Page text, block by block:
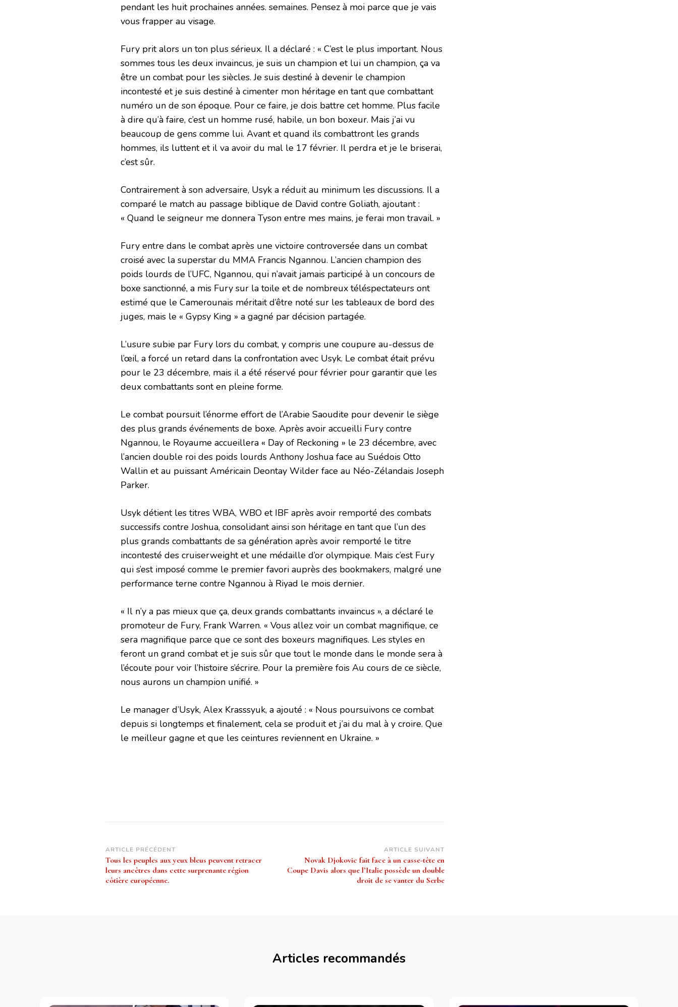
pendant les huit prochaines années. semaines. Pensez à moi parce que je vais
vous frapper au visage.
Fury prit alors un ton plus sérieux. Il a déclaré : « C’est le plus important. Nous
sommes tous les deux invaincus, je suis un champion et lui un champion, ça va
être un combat pour les siècles. Je suis destiné à devenir le champion
incontesté et je suis destiné à cimenter mon héritage en tant que combattant
numéro un de son époque. Pour ce faire, je dois battre cet homme. Plus facile
à dire qu’à faire, c’est un homme rusé, habile, un bon boxeur. Mais j’ai vu
beaucoup de gens comme lui. Avant et quand ils combattront les grands
hommes, ils luttent et il va avoir du mal le 17 février. Il perdra et je le briserai,
c’est sûr.
Contrairement à son adversaire, Usyk a réduit au minimum les discussions. Il a
comparé le match au passage biblique de David contre Goliath, ajoutant :
« Quand le seigneur me donnera Tyson entre mes mains, je ferai mon travail. »
Fury entre dans le combat après une victoire controversée dans un combat
croisé avec la superstar du MMA Francis Ngannou. L’ancien champion des
poids lourds de l’UFC, Ngannou, qui n’avait jamais participé à un concours de
boxe sanctionné, a mis Fury sur la toile et de nombreux téléspectateurs ont
estimé que le Camerounais méritait d’être noté sur les tableaux de bord des
juges, mais le « Gypsy King » a gagné par décision partagée.
L’usure subie par Fury lors du combat, y compris une coupure au-dessus de
l’œil, a forcé un retard dans la confrontation avec Usyk. Le combat était prévu
pour le 23 décembre, mais il a été réservé pour février pour garantir que les
deux combattants sont en pleine forme.
Le combat poursuit l’énorme effort de l’Arabie Saoudite pour devenir le siège
des plus grands événements de boxe. Après avoir accueilli Fury contre
Ngannou, le Royaume accueillera « Day of Reckoning » le 23 décembre, avec
l’ancien double roi des poids lourds Anthony Joshua face au Suédois Otto
Wallin et au puissant Américain Deontay Wilder face au Néo-Zélandais Joseph
Parker.
Usyk détient les titres WBA, WBO et IBF après avoir remporté des combats
successifs contre Joshua, consolidant ainsi son héritage en tant que l’un des
plus grands combattants de sa génération après avoir remporté le titre
incontesté des cruiserweight et une médaille d’or olympique. Mais c’est Fury
qui s’est imposé comme le premier favori auprès des bookmakers, malgré une
performance terne contre Ngannou à Riyad le mois dernier.
« Il n’y a pas mieux que ça, deux grands combattants invaincus », a déclaré le
promoteur de Fury, Frank Warren. « Vous allez voir un combat magnifique, ce
sera magnifique parce que ce sont des boxeurs magnifiques. Les styles en
feront un grand combat et je suis sûr que tout le monde dans le monde sera à
l’écoute pour voir l’histoire s’écrire. Pour la première fois Au cours de ce siècle,
nous aurons un champion unifié. »
Le manager d’Usyk, Alex Krasssyuk, a ajouté : « Nous poursuivons ce combat
depuis si longtemps et finalement, cela se produit et j’ai du mal à y croire. Que
le meilleur gagne et que les ceintures reviennent en Ukraine. »
Navigation
d’article
ARTICLE PRÉCÉDENT
Tous les peuples aux yeux bleus peuvent retracer
leurs ancêtres dans cette surprenante région
côtière européenne.
ARTICLE SUIVANT
Novak Djokovic fait face à un casse-tête en
Coupe Davis alors que l’Italie possède un double
droit de se vanter du Serbe
Articles recommandés